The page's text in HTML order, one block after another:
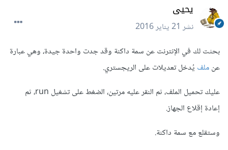
يحيى
نشر21 يناير 2016
بحثت لك في الإنترنت عن سمة داكنة وقد جدت واحدة جيدة، وهي عبارة
عنملفيُدخل تعديلات على الريجستري.
عليك تحميل الملف، ثم النقر عليه مرتين، الضغط على تشغيل run، ثم
إعادة إقلاع الجهاز.
وستقلع مع سمة داكنة.